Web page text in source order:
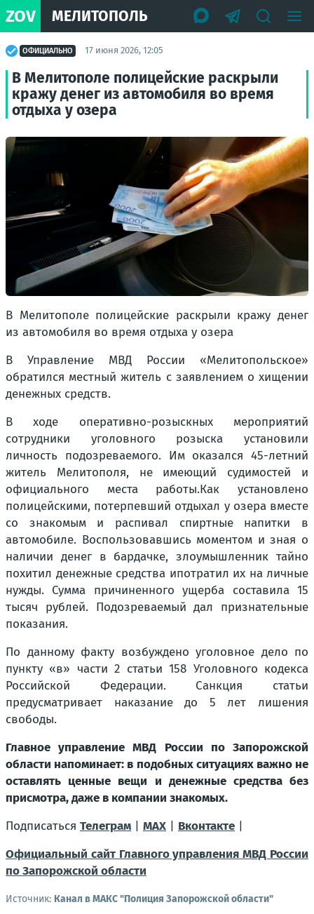
ZOV МЕЛИТОПОЛЬ
ОФИЦИАЛЬНО 17 июня 2026, 12:05
В Мелитополе полицейские раскрыли
кражу денег из автомобиля во время
отдыха у озера
В Мелитополе полицейские раскрыли кражу денег
из автомобиля во время отдыха у озера
В Управление МВД России «Мелитопольское»
обратился местный житель с заявлением о хищении
денежных средств.
В ходе оперативно-розыскных мероприятий
сотрудники уголовного розыска установили
личность подозреваемого. Им оказался 45-летний
житель Мелитополя, не имеющий судимостей и
официального места работы.Как установлено
полицейскими, потерпевший отдыхал у озера вместе
со знакомым и распивал спиртные напитки в
автомобиле. Воспользовавшись моментом и зная о
наличии денег в бардачке, злоумышленник тайно
похитил денежные средства ипотратил их на личные
нужды. Сумма причиненного ущерба составила 15
тысяч рублей. Подозреваемый дал признательные
показания.
По данному факту возбуждено уголовное дело по
пункту «в» части 2 статьи 158 Уголовного кодекса
Российской Федерации. Санкция статьи
предусматривает наказание до 5 лет лишения
свободы.
Главное управление МВД России по Запорожской
области напоминает: в подобных ситуациях важно не
оставлять ценные вещи и денежные средства без
присмотра, даже в компании знакомых.
Подписаться Телеграм | MAX | Вконтакте |
Официальный сайт Главного управления МВД России
по Запорожской области
Источник: Канал в МАКС "Полиция Запорожской области"